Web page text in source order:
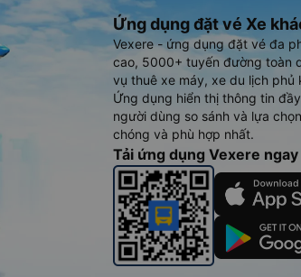
Ứng dụng đặt vé Xe
Vexere - ứng dụng đặt vé đa
cao, 5000+ tuyến đường toàn
vụ thuê xe máy, xe du lịch phủ
Ứng dụng hiển thị thông tin
người dùng so sánh và lựa
chóng và phù hợp nhất.
Tải ứng dụng Vexere ngay